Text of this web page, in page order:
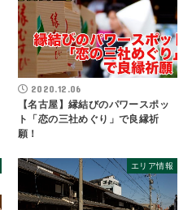
2020.12.06
【名古屋】縁結びのパワースポッ
ト「恋の三社めぐり」で良縁祈
願！
エリア情報